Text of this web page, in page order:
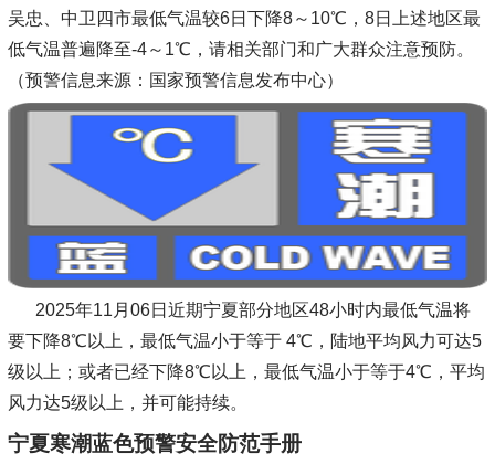
吴忠、中卫四市最低气温较6日下降8～10℃，8日上述地区最
低气温普遍降至-4～1℃，请相关部门和广大群众注意预防。
（预警信息来源：国家预警信息发布中心）
2025年11月06日近期宁夏部分地区48小时内最低气温将
要下降8℃以上，最低气温小于等于 4℃，陆地平均风力可达5
级以上；或者已经下降8℃以上，最低气温小于等于4℃，平均
风力达5级以上，并可能持续。
宁夏寒潮蓝色预警安全防范手册